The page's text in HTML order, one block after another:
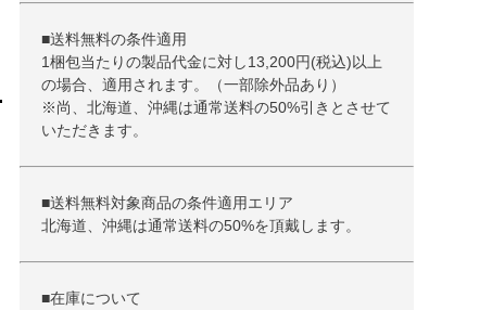
■送料無料の条件適用
1梱包当たりの製品代金に対し13,200円(税込)以上
の場合、適用されます。（一部除外品あり）
※尚、北海道、沖縄は通常送料の50%引きとさせて
いただきます。
■送料無料対象商品の条件適用エリア
北海道、沖縄は通常送料の50%を頂戴します。
■在庫について